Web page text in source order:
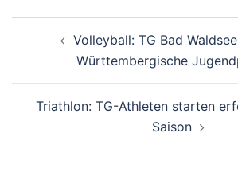
Volleyball: TG Bad
Württembergische
Triathlon: TG-Athleten starten
Saison